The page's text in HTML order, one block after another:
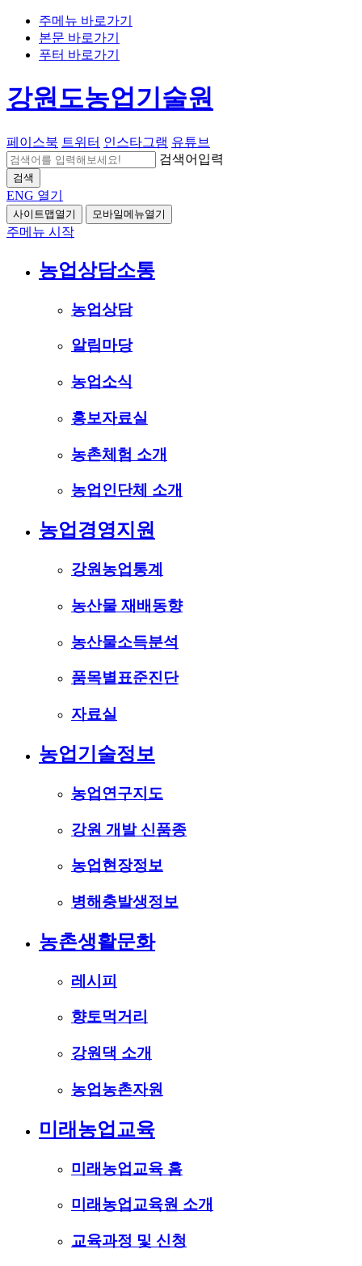
주메뉴 바로가기
본문 바로가기
푸터 바로가기
강원도농업기술원
페이스북 트위터 인스타그램 유튜브
검색어입력
검색
ENG 열기
사이트맵열기 모바일메뉴열기
주메뉴 시작
농업상담소통
농업상담
알림마당
농업소식
홍보자료실
농촌체험 소개
농업인단체 소개
농업경영지원
강원농업통계
농산물 재배동향
농산물소득분석
품목별표준진단
자료실
농업기술정보
농업연구지도
강원 개발 신품종
농업현장정보
병해충발생정보
농촌생활문화
레시피
향토먹거리
강원댁 소개
농업농촌자원
미래농업교육
미래농업교육 홈
미래농업교육원 소개
교육과정 및 신청